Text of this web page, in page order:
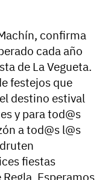
confirma
cada año
de La Vegueta.
festejos que
destino estival
y para tod@s
a tod@s l@s
fiestas